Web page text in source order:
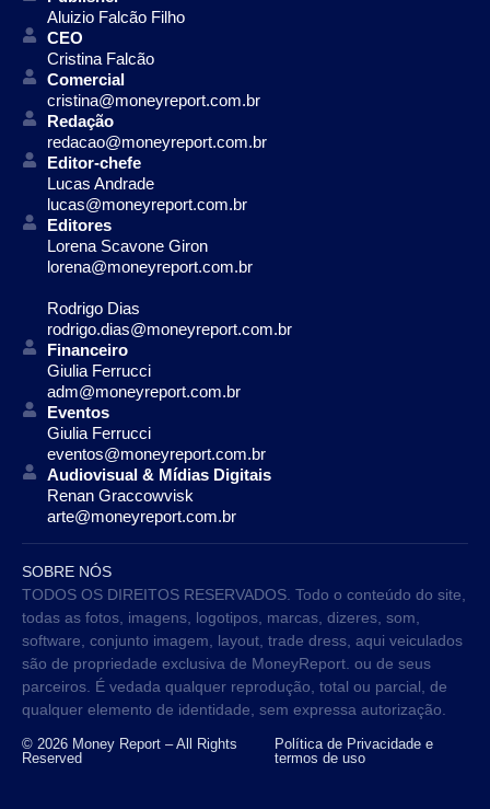
Aluizio Falcão Filho
CEO
Cristina Falcão
Comercial
cristina@moneyreport.com.br
Redação
redacao@moneyreport.com.br
Editor-chefe
Lucas Andrade
lucas@moneyreport.com.br
Editores
Lorena Scavone Giron
lorena@moneyreport.com.br
Rodrigo Dias
rodrigo.dias@moneyreport.com.br
Financeiro
Giulia Ferrucci
adm@moneyreport.com.br
Eventos
Giulia Ferrucci
eventos@moneyreport.com.br
Audiovisual & Mídias Digitais
Renan Graccowvisk
arte@moneyreport.com.br
SOBRE NÓS
TODOS OS DIREITOS RESERVADOS. Todo o conteúdo do site,
todas as fotos, imagens, logotipos, marcas, dizeres, som,
software, conjunto imagem, layout, trade dress, aqui veiculados
são de propriedade exclusiva de MoneyReport. ou de seus
parceiros. É vedada qualquer reprodução, total ou parcial, de
qualquer elemento de identidade, sem expressa autorização.
© 2026 Money Report – All Rights
Reserved
Política de Privacidade e
termos de uso